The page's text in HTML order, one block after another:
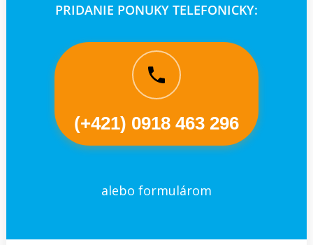
PRIDANIE PONUKY TELEFONICKY:
(+421) 0918 463 296
alebo formulárom